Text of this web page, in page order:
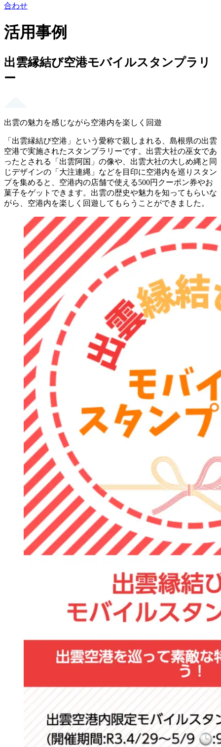
合わせ
活用事例
出雲縁結び空港モバイルスタンプラリ
ー
出雲の魅力を感じながら空港内を楽しく回遊
「出雲縁結び空港」という愛称で親しまれる、島根県の出雲
空港で実施されたスタンプラリーです。出雲大社の巫女であ
ったとされる「出雲阿国」の像や、出雲大社の大しめ縄と同
じデザインの「大注連縄」などを目印に空港内を巡りスタン
プを集めると、空港内の店舗で使える500円クーポン券やお
菓子をゲットできます。出雲の歴史や魅力を知ってもらいな
がら、空港内を楽しく回遊してもらうことができました。